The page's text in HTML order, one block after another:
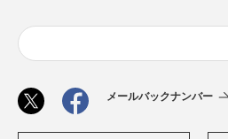
メールバックナンバー